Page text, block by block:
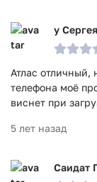
у
Атлас отличный,
телефона моё
виснет при
5 лет назад
Саидат